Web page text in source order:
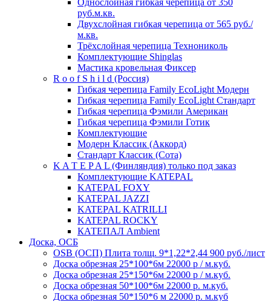
Однослойная гибкая черепица от 350
руб.м.кв.
Двухслойная гибкая черепица от 565 руб./
м.кв.
Трёхслойная черепица Технониколь
Комплектующие Shinglas
Мастика кровельная Фиксер
R o o f S h i l d (Россия)
Гибкая черепица Family ЕсоLight Модерн
Гибкая черепица Family ЕсоLight Стандарт
Гибкая черепица Фэмили Американ
Гибкая черепица Фэмили Готик
Комплектующие
Модерн Классик (Аккорд)
Стандарт Классик (Сота)
K A T E P A L (Финляндия) только под заказ
Комплектующие KATEPAL
KATEPAL FOXY
KATEPAL JAZZI
KATEPAL KATRILLI
KATEPAL ROCKY
КАТЕПАЛ Ambient
Доска, ОСБ
OSB (ОСП) Плита толщ. 9*1,22*2,44 900 руб./лист
Доска обрезная 25*100*6м 22000 р / м.куб.
Доска обрезная 25*150*6м 22000 р / м.куб.
Доска обрезная 50*100*6м 22000 р. м.куб.
Доска обрезная 50*150*6 м 22000 р. м.куб